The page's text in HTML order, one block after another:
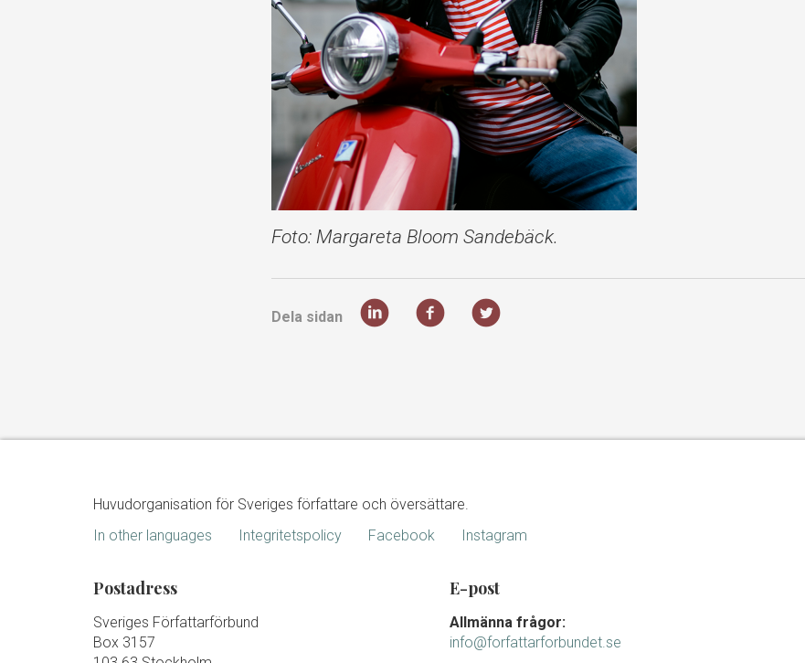
Foto: Margareta Bloom Sandebäck.
Dela sidan
Huvudorganisation för Sveriges författare och översättare.
In other languages
Integritetspolicy Facebook Instagram
Postadress
Sveriges Författarförbund
Box 3157
E-post
Allmänna frågor:
info@forfattarforbundet.se